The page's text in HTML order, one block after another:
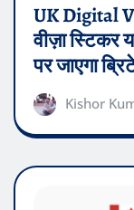
UK Digital
वीज़ा स्टिकर
पर जाएगा
Kishor